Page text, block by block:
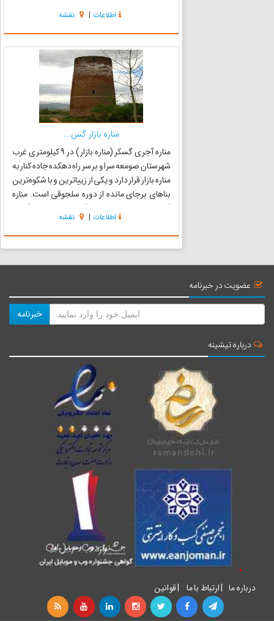
و از شرق به رودخانه ترابخاله محدود است. مسیر
رسیدن به منطقه ح...
اطلاعات | نقشه
مناره بازار گس...
مناره آجری گسکر (مناره بازار) در 9 کیلومتری غرب
شهرستان صومعه سرا و بر سر راه دهکده جاده کنار به
مناره بازار قرار دارد و یکی از زییاترین و با شکوه‌ترین
بناهای برجای مانده از دوره سلجوقی است. مناره
آجری بازار یکی از زییاترین آثار تاریخی استان گیلان
است که شکلی مخروط دارد و قطر دایره‌ا...
اطلاعات | نقشه
عضویت در خبرنامه
خبرنامه
درباره تیشینه
درباره ما |ارتباط با ما |قوانین